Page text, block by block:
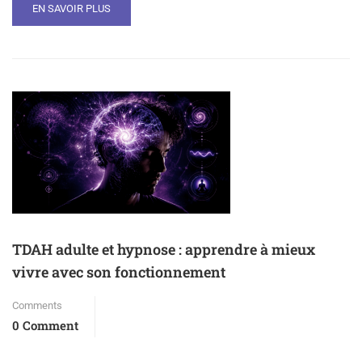
EN SAVOIR PLUS
TDAH adulte et hypnose : apprendre à mieux
vivre avec son fonctionnement
Comments
0 Comment